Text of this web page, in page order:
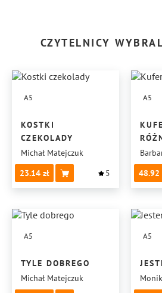
CZYTELNICY
A5
KOSTKI
CZEKOLADY
Michał Matejczuk
23.14
5
A5
48.92
A5
TYLE DOBREGO
Michał Matejczuk
A5